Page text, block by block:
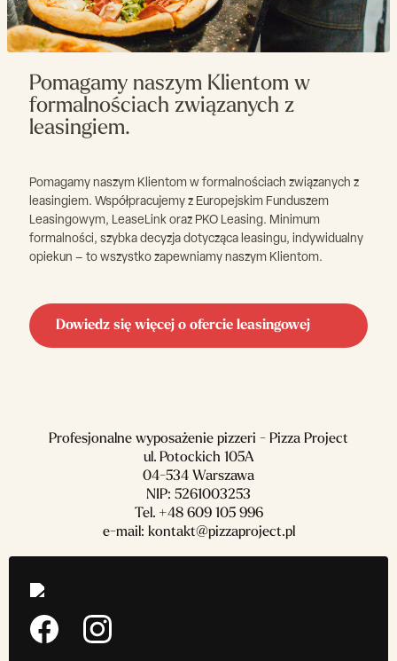
Pomagamy naszym Klientom w
formalnościach związanych z
leasingiem.
Pomagamy naszym Klientom w formalnościach związanych z
leasingiem. Współpracujemy z Europejskim Funduszem
Leasingowym, LeaseLink oraz PKO Leasing. Minimum
formalności, szybka decyzja dotycząca leasingu, indywidualny
opiekun – to wszystko zapewniamy naszym Klientom.
Dowiedz się więcej o ofercie leasingowej
Profesjonalne wyposażenie pizzeri - Pizza Project
ul. Potockich 105A
04-534 Warszawa
NIP: 5261003253
Tel. +48 609 105 996
e-mail: kontakt@pizzaproject.pl